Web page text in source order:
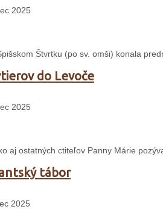
2025
Štvrtku (po sv. omši) konala
do Levoče
2025
aj ostatných ctiteľov Panny Márie
tábor
2025